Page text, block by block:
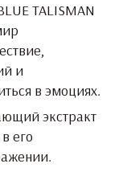
TALISMAN
и
в эмоциях.
экстракт
его